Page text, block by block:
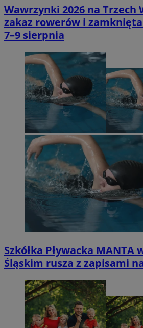
Wawrzynki 2026 na Trzech
zakaz rowerów i
7–9 sierpnia
Szkółka Pływacka MANTA
Śląskim rusza z zapisami